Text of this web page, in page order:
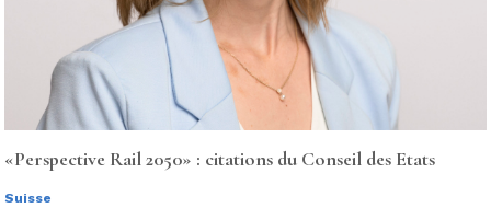
«Perspective Rail 2050» : citations du Conseil des Etats
Suisse